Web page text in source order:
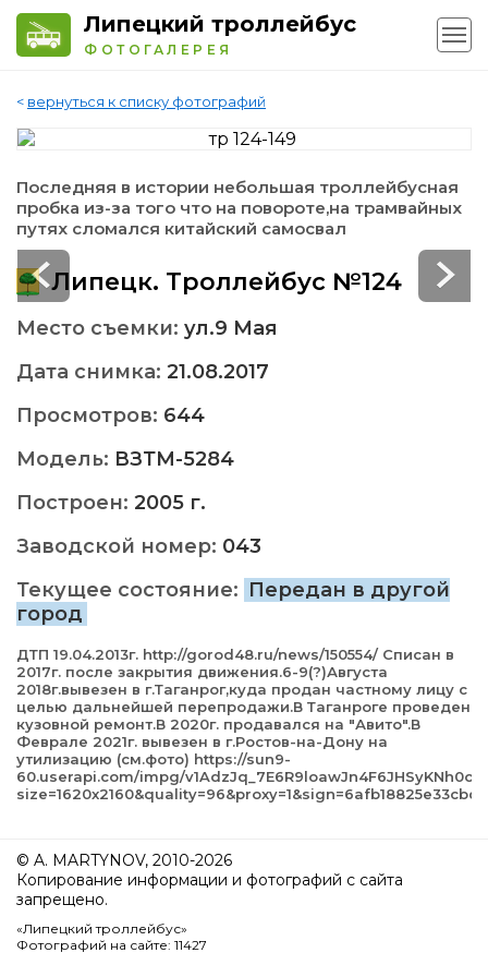
Липецкий троллейбус
ФОТОГАЛЕРЕЯ
< вернуться к списку фотографий
Последняя в истории небольшая троллейбусная
пробка из-за того что на повороте,на трамвайных
путях сломался китайский самосвал
Липецк. Троллейбус №124
Место съемки: ул.9 Мая
Дата снимка: 21.08.2017
Просмотров: 644
Модель: ВЗТМ-5284
Построен: 2005 г.
Заводской номер: 043
Текущее состояние: Передан в другой
город
ДТП 19.04.2013г. http://gorod48.ru/news/150554/ Списан в
2017г. после закрытия движения.6-9(?)Августа
2018г.вывезен в г.Таганрог,куда продан частному лицу с
целью дальнейшей перепродажи.В Таганроге проведен
кузовной ремонт.В 2020г. продавался на "Авито".В
Феврале 2021г. вывезен в г.Ростов-на-Дону на
утилизацию (см.фото) https://sun9-
60.userapi.com/impg/
© A. MARTYNOV, 2010-2026
Копирование информации и фотографий с сайта
запрещено.
«Липецкий троллейбус»
Фотографий на сайте: 11427